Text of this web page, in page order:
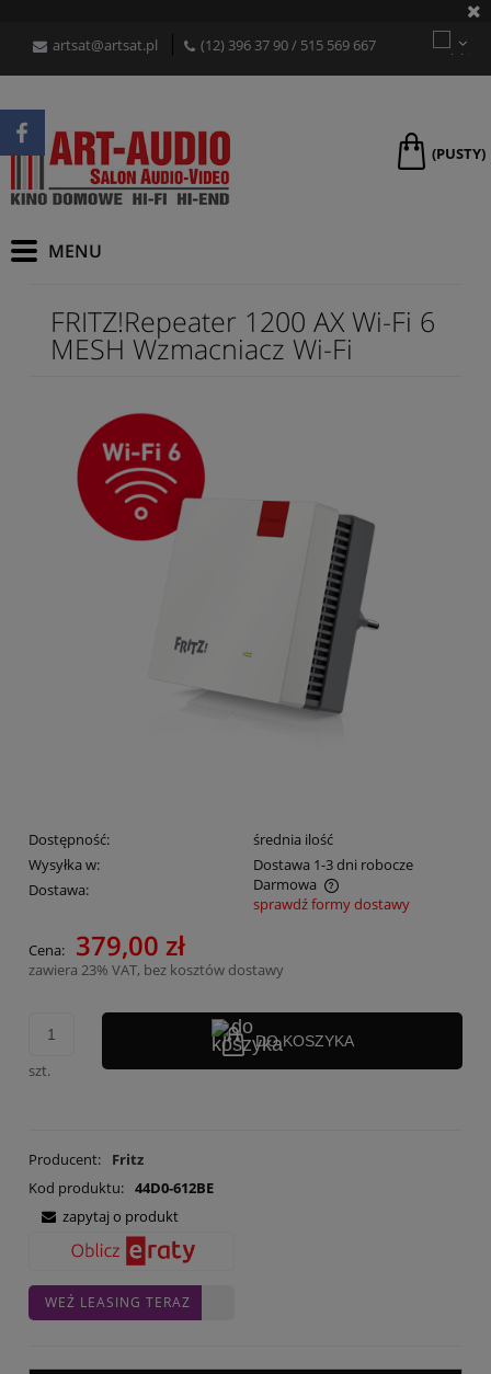
artsat@artsat.pl (12) 396 37 90/ 515 569 667
(PUSTY)
FRITZ!Repeater 1200 AX Wi-Fi 6
MESH Wzmacniacz Wi-Fi
Dostępność:
średnia ilość
Wysyłka w:
Dostawa 1-3 dni robocze
Dostawa:
Darmowa
Cena nie zawiera ewentualnych kosztów płatności
sprawdź formy dostawy
Cena: 379,00 zł
zawiera 23% VAT, bez kosztów dostawy
szt.
DO KOSZYKA
Producent:
Fritz
Kod produktu: 44D0-612BE
zapytaj o produkt
WEŹ LEASING TERAZ